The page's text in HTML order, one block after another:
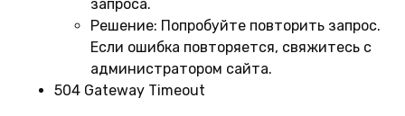
запроса.
Решение: Попробуйте повторить запрос.
Если ошибка повторяется, свяжитесь с
администратором сайта.
504 Gateway Timeout